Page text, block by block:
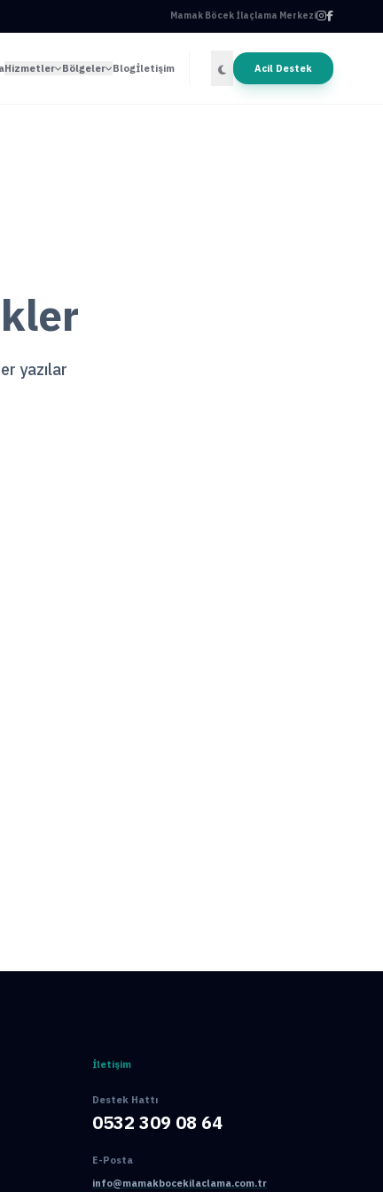
Mamak Böcek İlaçlama Merkezi
Hizmetler Bölgeler Blogİletişim Acil Destek
yazılar
İletişim
Destek Hattı
0532 309 08 64
E-Posta
info@mamakbocekilaclama.com.tr